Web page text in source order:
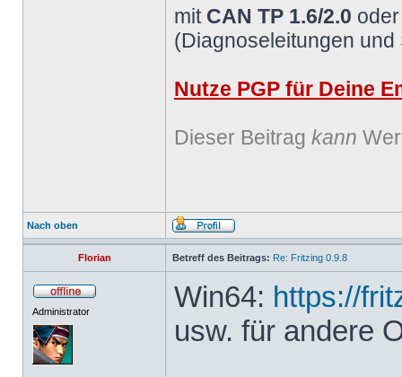
mit CAN TP 1.6/2.0
(Diagnoseleitungen
Nutze PGP für Deine
Dieser Beitrag kann
Nach oben
Florian Betreff des Beitrags: Re: Fritzing 0.9.8
Administrator Win64: https://
usw. für andere